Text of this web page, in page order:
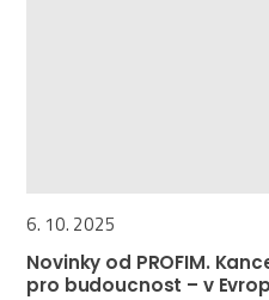
6. 10. 2025
Novinky od PROFIM.
pro budoucnost – v